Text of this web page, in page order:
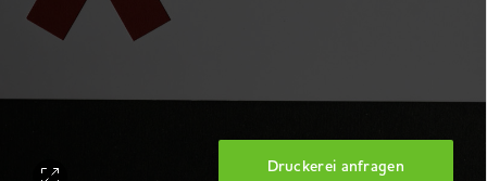
Druckerei anfragen